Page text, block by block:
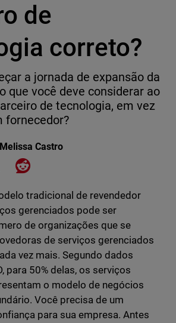
de
correto?
a jornada de expansão da
que você deve considerar ao
de tecnologia, em vez
fornecedor?
Melissa Castro
Facebook
Share on XShare on Reddit
tradicional de revendedor
gerenciados pode ser
de organizações que se
de serviços gerenciados
vez mais. Segundo dados
para 50% delas, os serviços
o modelo de negócios
Você precisa de um
para sua empresa. Antes